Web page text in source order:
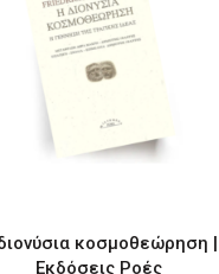
κοσμοθεώρηση |
Εκδόσεις Ροές